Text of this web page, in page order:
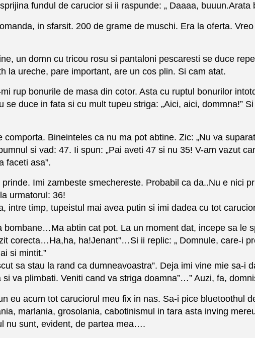
fundul de carucior si ii raspunde: „ Daaaa, buuun.Arata
in sfarsit. 200 de grame de muschi. Era la oferta.
un domn cu tricou rosu si pantaloni pescaresti se duce
la ureche, pare important, are un cos plin. Si cam atat.
rup bonurile de masa din cotor. Asta cu ruptul bonurilor
se duce in fata si cu mult tupeu striga: „Aici, aici, dommna!”
comporta. Bineinteles ca nu ma pot abtine. Zic: „Nu va
si vad: 47. Ii spun: „Pai aveti 47 si nu 35! V-am vazut
faceti asa”.
Imi zambeste smechereste. Probabil ca da..Nu e nici
urmatorul: 36!
intre timp, tupeistul mai avea putin si imi dadea cu tot
bombane…Ma abtin cat pot. La un moment dat, incepe sa le
corecta…Ha,ha, ha!Jenant”…Si ii replic: „ Domnule, care-i
si mintit.”
sa stau la rand ca dumneavoastra”. Deja imi vine mie sa-i
va plimbati. Veniti cand va striga doamna”…” Auzi, fa,
eu acum tot caruciorul meu fix in nas. Sa-i pice bluetoothul
marlania, grosolania, cabotinismul in tara asta inving
nu sunt, evident, de partea mea….